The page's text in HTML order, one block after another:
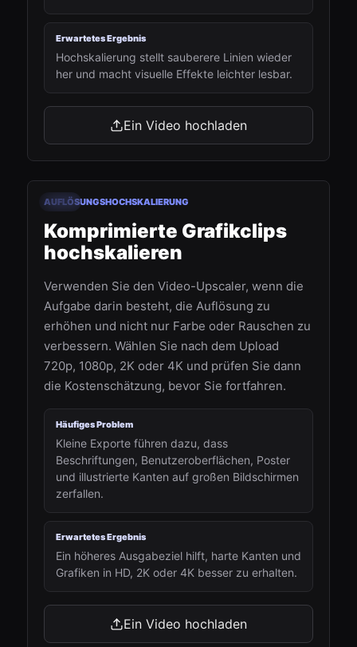
Erwartetes Ergebnis
Hochskalierung stellt sauberere Linien wieder
her und macht visuelle Effekte leichter lesbar.
Ein Video hochladen
Vorher
AUFLÖSUNGSHOCHSKALIERUNG
Komprimierte Grafikclips
hochskalieren
Verwenden Sie den Video-Upscaler, wenn die
Aufgabe darin besteht, die Auflösung zu
erhöhen und nicht nur Farbe oder Rauschen zu
verbessern. Wählen Sie nach dem Upload
720p, 1080p, 2K oder 4K und prüfen Sie dann
die Kostenschätzung, bevor Sie fortfahren.
Häufiges Problem
Kleine Exporte führen dazu, dass
Beschriftungen, Benutzeroberflächen, Poster
und illustrierte Kanten auf großen Bildschirmen
zerfallen.
Erwartetes Ergebnis
Ein höheres Ausgabeziel hilft, harte Kanten und
Grafiken in HD, 2K oder 4K besser zu erhalten.
Ein Video hochladen